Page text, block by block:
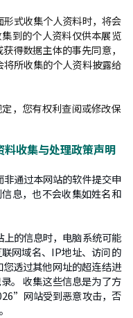
式收集个人资料时，将会
到的个人资料仅供本展览
得数据主体的事先同意，
所收集的个人资料披露给
，您有权利查阅或修改保
收集与处理政策声明
通过本网站的软件提交申
息，也不会收集如姓名和
的信息时，电脑系统可能
网域名、IP地址、访问的
透过其他网址的超连结进
。 收集这些信息是为了方
网站受到恶意攻击，否